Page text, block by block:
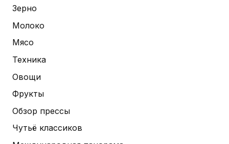
Зерно
Молоко
Мясо
Техника
Овощи
Фрукты
Обзор прессы
Чутьё классиков